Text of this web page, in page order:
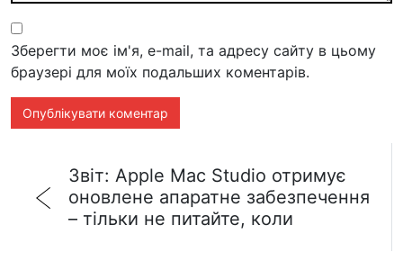
Зберегти моє ім'я, e-mail, та адресу сайту в цьому
браузері для моїх подальших коментарів.
Звіт: Apple Mac Studio отримує
оновлене апаратне забезпечення
– тільки не питайте, коли